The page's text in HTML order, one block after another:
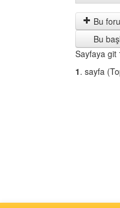
by
Bu
Bu
Sayfaya git
1. sayfa